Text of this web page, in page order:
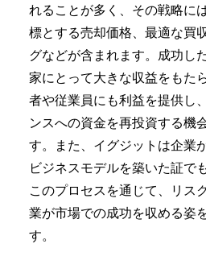
れることが多く、その戦略に
標とする売却価格、最適な買
グなどが含まれます。成功し
家にとって大きな収益をもた
者や従業員にも利益を提供し
ンスへの資金を再投資する機
す。また、イグジットは企業
ビジネスモデルを築いた証で
このプロセスを通じて、リス
業が市場での成功を収める姿
す。